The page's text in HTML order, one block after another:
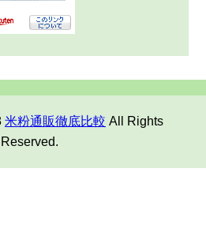
米粉通販徹底比較 All Rights
Reserved.